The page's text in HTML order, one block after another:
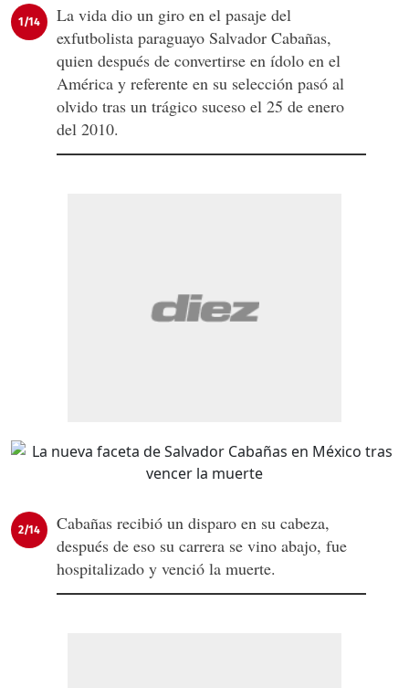
1/14
La vida dio un giro en el pasaje del
exfutbolista paraguayo Salvador Cabañas,
quien después de convertirse en ídolo en el
América y referente en su selección pasó al
olvido tras un trágico suceso el 25 de enero
del 2010.
2/14
Cabañas recibió un disparo en su cabeza,
después de eso su carrera se vino abajo, fue
hospitalizado y venció la muerte.